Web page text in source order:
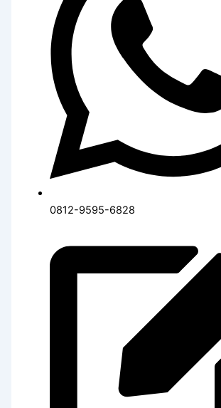
0812-9595-6828